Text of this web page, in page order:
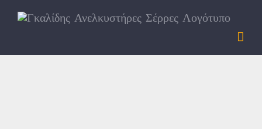
Skip
content